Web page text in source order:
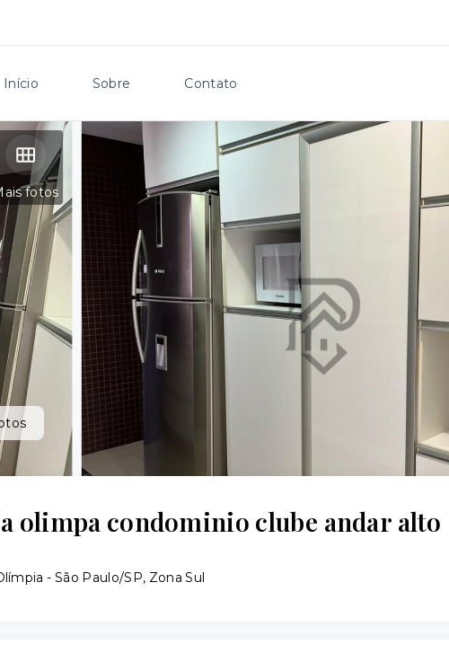
Início Sobre Contato
fotos
olimpa condominio clube andar alto
- São Paulo/SP, Zona Sul